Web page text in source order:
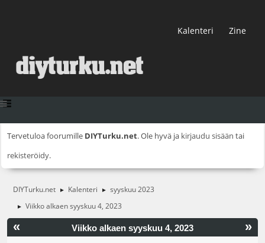
Kalenteri Zine
Tervetuloa foorumille DIYTurku.net. Ole hyvä ja kirjaudu sisään tai
rekisteröidy.
DIYTurku.net ► Kalenteri ► syyskuu 2023
► Viikko alkaen syyskuu 4, 2023
« »
Viikko alkaen syyskuu 4, 2023